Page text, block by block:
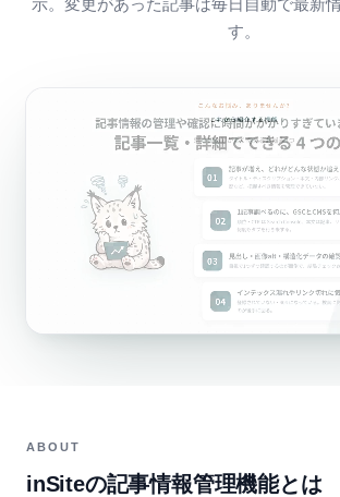
示。変更があった記事は毎日自動で最新
す。
ABOUT
inSiteの記事情報管理機能とは